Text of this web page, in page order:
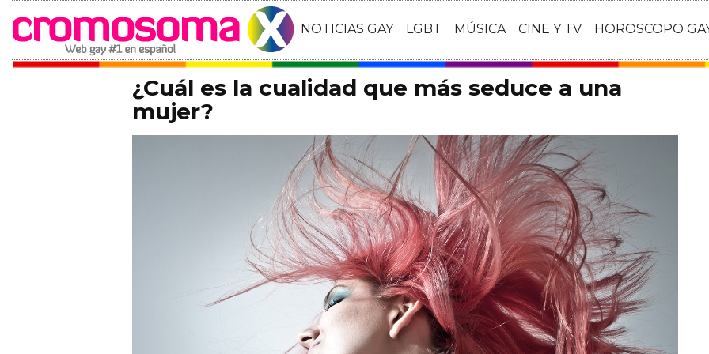
NOTICIAS GAY LGBT MÚSICA CINE Y TV HOROSCOPO
¿Cuál es la cualidad que más seduce a una
mujer?